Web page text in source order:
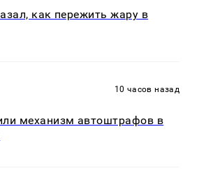
как пережить жару в
10 часов назад
механизм автоштрафов в